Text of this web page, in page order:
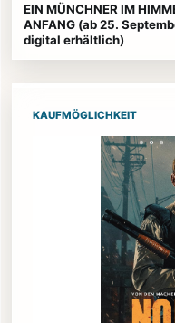
EIN MÜNCHNER IM
ANFANG (ab 25.
digital erhältlich)
KAUFMÖGLICHKEIT